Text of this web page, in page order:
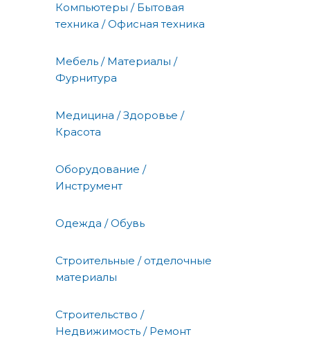
Компьютеры / Бытовая
техника / Офисная техника
Мебель / Материалы /
Фурнитура
Медицина / Здоровье /
Красота
Оборудование /
Инструмент
Одежда / Обувь
Строительные / отделочные
материалы
Строительство /
Недвижимость / Ремонт